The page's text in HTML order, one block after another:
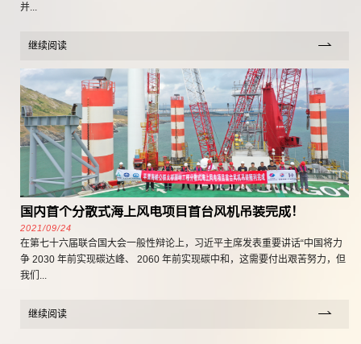
并...
继续阅读
国内首个分散式海上风电项目首台风机吊装完成！
2021/09/24
在第七十六届联合国大会一般性辩论上，习近平主席发表重要讲话“中国将力
争 2030 年前实现碳达峰、 2060 年前实现碳中和，这需要付出艰苦努力，但
我们...
继续阅读